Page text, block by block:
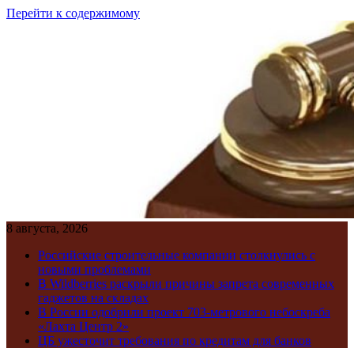
Перейти к содержимому
8 августа, 2026
Российские строительные компании столкнулись с
новыми проблемами
В Wildberries раскрыли причины запрета современных
гаджетов на складах
В России одобрили проект 703-метрового небоскреба
«Лахта Центр 2»
ЦБ ужесточит требования по кредитам для банков